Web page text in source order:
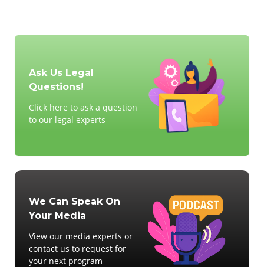
Ask Us Legal
Questions!
Click here to ask a question
to our legal experts
We Can Speak On
Your Media
View our media experts or
contact us to request for
your next program